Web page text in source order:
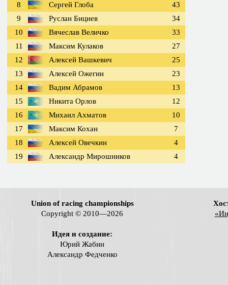
8
Сергей Глоба
43
9
Руслан Бициев
34
10
Вячеслав Величко
33
11
Максим Кулаков
27
12
Алексей Вашкевич
25
13
Алексей Ожегин
23
14
Вадим Абрамов
13
15
Никита Орлов
12
16
Михаил Ахматов
10
17
Максим Кохан
7
18
Алексей Овечкин
4
19
Александр Мирошников 4
Union of racing championships
Copyright © 2010—2026
Идея и создание:
Юрий Жабин
Александр Федченко